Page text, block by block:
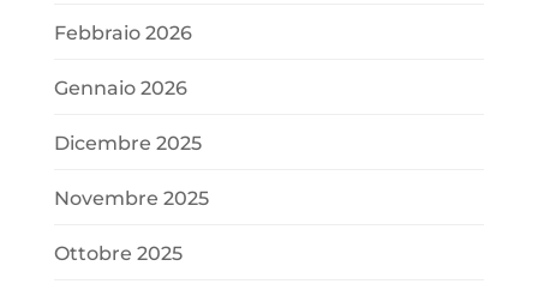
Febbraio 2026
Gennaio 2026
Dicembre 2025
Novembre 2025
Ottobre 2025